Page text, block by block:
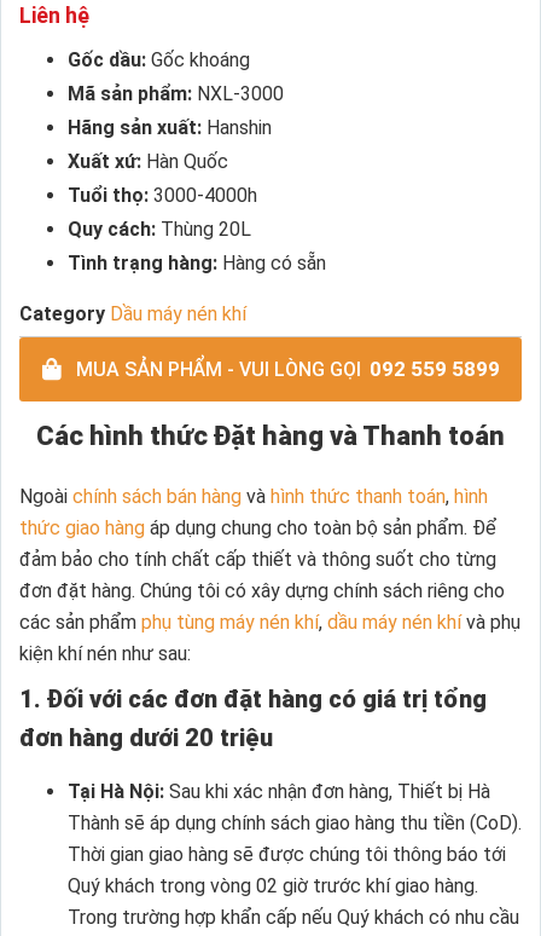
Liên hệ
Gốc dầu: Gốc khoáng
Mã sản phẩm: NXL-3000
Hãng sản xuất: Hanshin
Xuất xứ: Hàn Quốc
Tuổi thọ: 3000-4000h
Quy cách: Thùng 20L
Tình trạng hàng: Hàng có sẵn
Category Dầu máy nén khí
MUA SẢN PHẨM - VUI LÒNG GỌI 092 559 5899
Các hình thức Đặt hàng và Thanh toán
Ngoài chính sách bán hàng và hình thức thanh toán, hình
thức giao hàng áp dụng chung cho toàn bộ sản phẩm. Để
đảm bảo cho tính chất cấp thiết và thông suốt cho từng
đơn đặt hàng. Chúng tôi có xây dựng chính sách riêng cho
các sản phẩm phụ tùng máy nén khí, dầu máy nén khívà phụ
kiện khí nén như sau:
1. Đối với các đơn đặt hàng có giá trị tổng
đơn hàng dưới 20 triệu
Tại Hà Nội: Sau khi xác nhận đơn hàng, Thiết bị Hà
Thành sẽ áp dụng chính sách giao hàng thu tiền (CoD).
Thời gian giao hàng sẽ được chúng tôi thông báo tới
Quý khách trong vòng 02 giờ trước khí giao hàng.
Trong trường hợp khẩn cấp nếu Quý khách có nhu cầu